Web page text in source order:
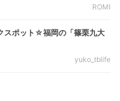
ROMI
スポット☆福岡の「篠栗九大
yuko_tblife